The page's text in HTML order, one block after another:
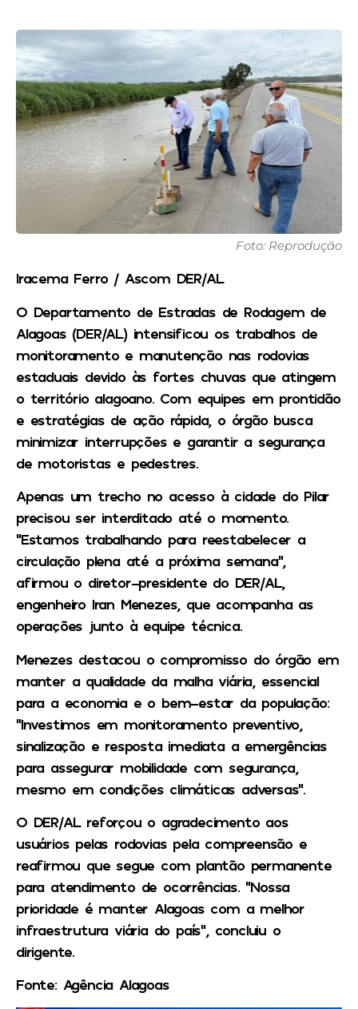
Foto: Reprodução
Iracema Ferro / Ascom DER/AL
O Departamento de Estradas de Rodagem de
Alagoas (DER/AL) intensificou os trabalhos de
monitoramento e manutenção nas rodovias
estaduais devido às fortes chuvas que atingem
o território alagoano. Com equipes em prontidão
e estratégias de ação rápida, o órgão busca
minimizar interrupções e garantir a segurança
de motoristas e pedestres.
Apenas um trecho no acesso à cidade do Pilar
precisou ser interditado até o momento.
“Estamos trabalhando para reestabelecer a
circulação plena até a próxima semana”,
afirmou o diretor-presidente do DER/AL,
engenheiro Iran Menezes, que acompanha as
operações junto à equipe técnica.
Menezes destacou o compromisso do órgão em
manter a qualidade da malha viária, essencial
para a economia e o bem-estar da população:
“Investimos em monitoramento preventivo,
sinalização e resposta imediata a emergências
para assegurar mobilidade com segurança,
mesmo em condições climáticas adversas”.
O DER/AL reforçou o agradecimento aos
usuários pelas rodovias pela compreensão e
reafirmou que segue com plantão permanente
para atendimento de ocorrências. “Nossa
prioridade é manter Alagoas com a melhor
infraestrutura viária do país”, concluiu o
dirigente.
Fonte: Agência Alagoas